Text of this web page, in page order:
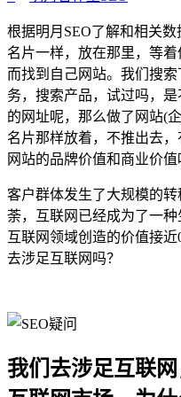
根据明月SEO了解和相关
名片一样，放在那里，等
而找到自己网站。我们搜
务，搜索产品，试过吗，
的网址呢，那么做了网站(
名片那样放着，不推出去
网站的品牌价值和商业价值
客户群体发生了大规模的
荼，互联网已经成为了一
互联网领域创造的价值接近
去涉足互联网吗？
我们去涉足互联